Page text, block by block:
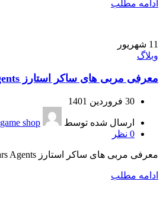
ادامه مطلب
11 شهریور
وبلاگ
معرفی مربی های ساکر استارز Soccerstars Agents
30 فروردین 1401
ارسال شده توسط
game shop
0 نظر
معرفی مربی های ساکر استارز Soccerstars Agents
ادامه مطلب